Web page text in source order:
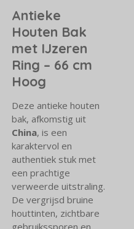
Antieke
Houten Bak
met IJzeren
Ring – 66 cm
Hoog
Deze antieke houten
bak, afkomstig uit
China, is een
karaktervol en
authentiek stuk met
een prachtige
verweerde uitstraling.
De vergrijsd bruine
houttinten, zichtbare
gebruikssporen en